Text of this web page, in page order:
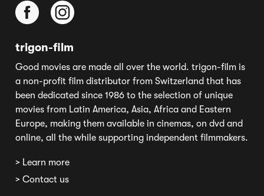
trigon-film
Good movies are made all over the world. trigon-film is
a non-profit film distributor from Switzerland that has
been dedicated since 1986 to the selection of unique
movies from Latin America, Asia, Africa and Eastern
Europe, making them available in cinemas, on dvd and
online, all the while supporting independent filmmakers.
> Learn more
> Contact us